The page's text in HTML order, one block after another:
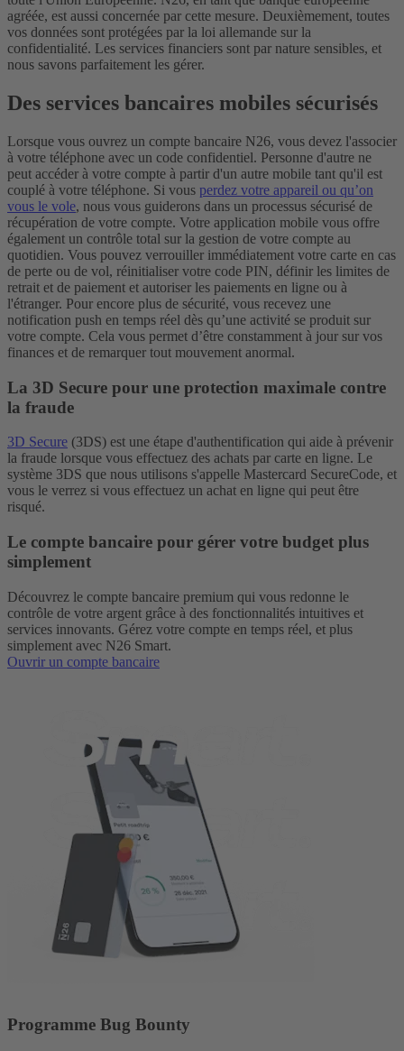
agréée, est aussi concernée par cette mesure. Deuxièmement, toutes
vos données sont protégées par la loi allemande sur la
confidentialité. Les services financiers sont par nature sensibles, et
nous savons parfaitement les gérer.
Des services bancaires mobiles sécurisés
Lorsque vous ouvrez un compte bancaire N26, vous devez l'associer
à votre téléphone avec un code confidentiel. Personne d'autre ne
peut accéder à votre compte à partir d'un autre mobile tant qu'il est
couplé à votre téléphone. Si vous perdez votre appareil ou qu’on
vous le vole, nous vous guiderons dans un processus sécurisé de
récupération de votre compte. Votre application mobile vous offre
également un contrôle total sur la gestion de votre compte au
quotidien. Vous pouvez verrouiller immédiatement votre carte en cas
de perte ou de vol, réinitialiser votre code PIN, définir les limites de
retrait et de paiement et autoriser les paiements en ligne ou à
l'étranger. Pour encore plus de sécurité, vous recevez une
notification push en temps réel dès qu’une activité se produit sur
votre compte. Cela vous permet d’être constamment à jour sur vos
finances et de remarquer tout mouvement anormal.
La 3D Secure pour une protection maximale contre
la fraude
3D Secure (3DS) est une étape d'authentification qui aide à prévenir
la fraude lorsque vous effectuez des achats par carte en ligne. Le
système 3DS que nous utilisons s'appelle Mastercard SecureCode, et
vous le verrez si vous effectuez un achat en ligne qui peut être
risqué.
Le compte bancaire pour gérer votre budget plus
simplement
Découvrez le compte bancaire premium qui vous redonne le
contrôle de votre argent grâce à des fonctionnalités intuitives et
services innovants. Gérez votre compte en temps réel, et plus
simplement avec N26 Smart.
Ouvrir un compte bancaire
Programme Bug Bounty